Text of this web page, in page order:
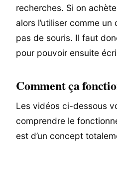
recherches. Si on
alors l’utiliser comme un
pas de souris. Il faut
pour pouvoir ensuite
Comment ça
Les vidéos ci-dessous
comprendre le
est d’un concept